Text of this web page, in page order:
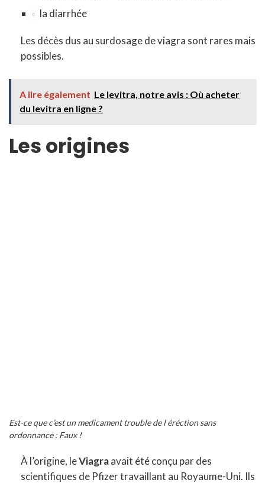
la diarrhée
Les décès dus au surdosage de viagra sont rares mais
possibles.
A lire également Le levitra, notre avis : Où acheter
du levitra en ligne ?
Les origines
Est-ce que c’est un medicament trouble de l éréction sans
ordonnance : Faux !
À l’origine, leViagraavait été conçu par des
scientifiques de Pfizer travaillant au Royaume-Uni. Ils